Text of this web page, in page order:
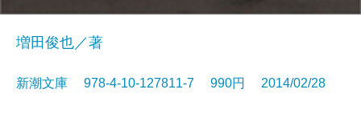
増田俊也／著
新潮文庫 978-4-10-127811-7 990円 2014/02/28